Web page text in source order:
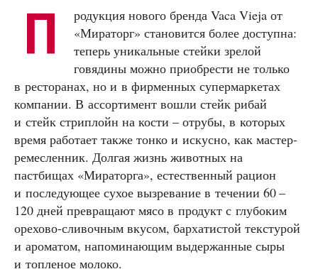
П
родукция нового бренда Vaca Vieja от
«Мираторг» становится более доступна:
теперь уникальные стейки зрелой
говядины можно приобрести не только
в ресторанах, но и в фирменных супермаркетах
компании. В ассортимент вошли стейк рибай
и стейк стриплойн на кости – отрубы, в которых
время работает также тонко и искусно, как мастер-
ремесленник. Долгая жизнь животных на
пастбищах «Мираторга», естественный рацион
и последующее сухое вызревание в течении 60 –
120 дней превращают мясо в продукт с глубоким
орехово-сливочным вкусом, бархатистой текстурой
и ароматом, напоминающим выдержанные сыры
и топленое молоко.